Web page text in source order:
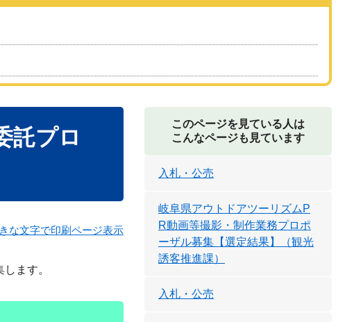
託プロ
な文字で印刷ページ表示
ます。​
このページを見ている人は
こんなページも見ています
入札・公売
岐阜県アウトドアツーリズムP
R動画等撮影・制作業務プロポ
ーザル募集【選定結果】（観光
誘客推進課）
入札・公売